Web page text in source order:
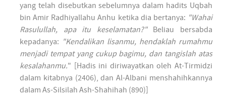
yang telah disebutkan sebelumnya dalam hadits Uqbah
bin Amir Radhiyallahu Anhu ketika dia bertanya: "Wahai
Rasulullah, apa itu keselamatan?"Beliau bersabda
kepadanya: "Kendalikan lisanmu, hendaklah rumahmu
menjadi tempat yang cukup bagimu, dan tangislah atas
kesalahanmu." [Hadis ini diriwayatkan oleh At-Tirmidzi
dalam kitabnya (2406), dan Al-Albani menshahihkannya
dalam As-Silsilah Ash-Shahihah (890)]